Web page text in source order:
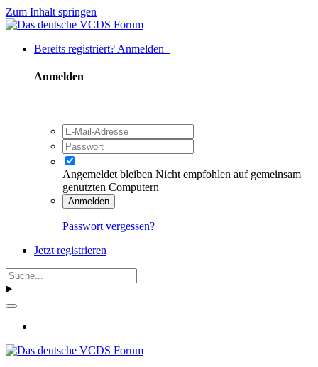
Zum Inhalt springen
Bereits registriert? Anmelden
Anmelden
Angemeldet bleiben Nicht empfohlen auf gemeinsam
genutzten Computern
Anmelden
Passwort vergessen?
Jetzt registrieren